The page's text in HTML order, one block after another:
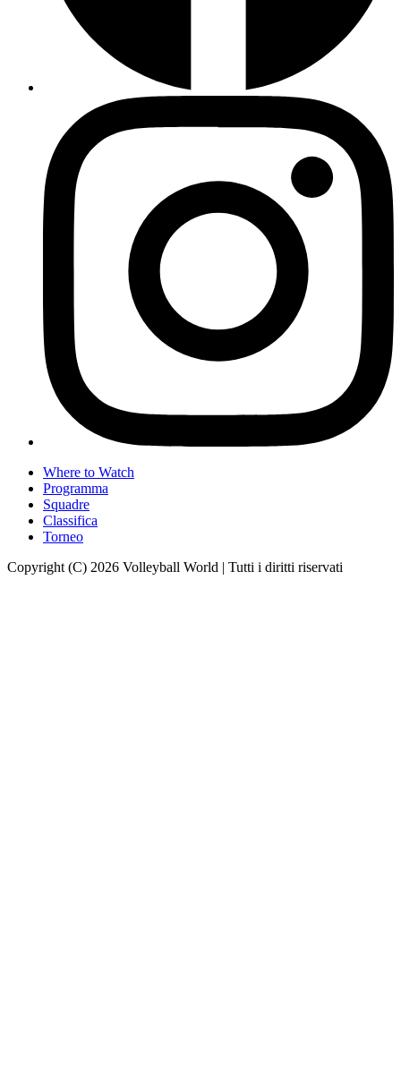
Where to Watch
Programma
Squadre
Classifica
Torneo
Copyright (C) 2026 Volleyball World | Tutti i diritti riservati